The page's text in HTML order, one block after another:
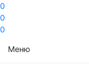
0
0
0
Меню